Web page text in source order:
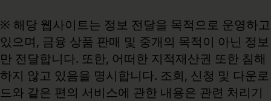
※ 해당 웹사이트는 정보 전달을 목적으로 운영하고
있으며, 금융 상품 판매 및 중개의 목적이 아닌 정보
만 전달합니다. 또한, 어떠한 지적재산권 또한 침해
하지 않고 있음을 명시합니다. 조회, 신청 및 다운로
드와 같은 편의 서비스에 관한 내용은 관련 처리기